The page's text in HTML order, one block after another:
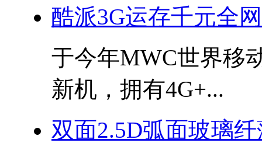
酷派3G运存千元全
于今年MWC世界移
新机，拥有4G+...
双面2.5D弧面玻璃